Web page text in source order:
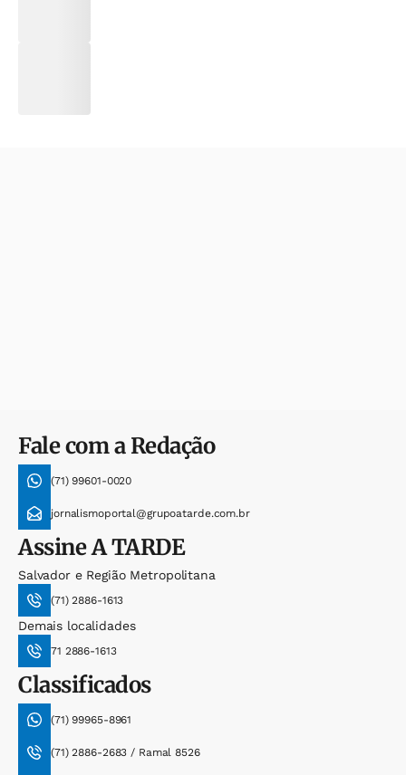
Fale com a Redação
(71) 99601-0020
jornalismoportal@grupoatarde.com.br
AssineA TARDE
Salvador e Região Metropolitana
(71) 2886-1613
Demais localidades
71 2886-1613
Classificados
(71) 99965-8961
(71) 2886-2683 / Ramal 8526